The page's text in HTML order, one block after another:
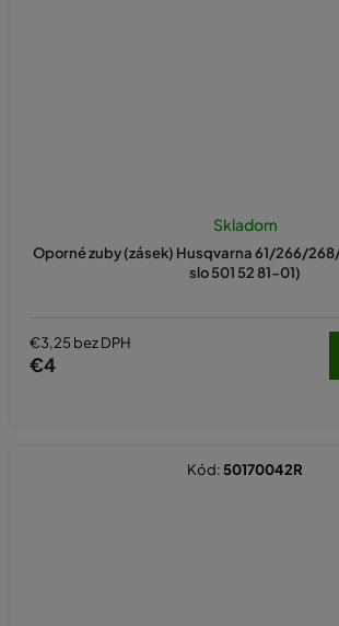
Oporné zuby (zásek) Husqvarna 61/266/
slo 501 52 81-01)
Skladom
€3,25 bez DPH
€4
Kód: 50170042R